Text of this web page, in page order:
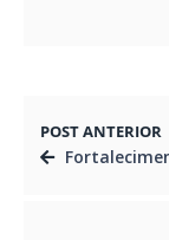
POST ANTERIOR